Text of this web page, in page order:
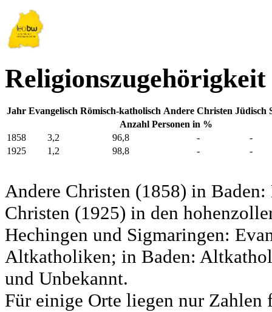
Jahr Evangelisch Römisch-katholisch Andere Christen Jüdisch
Anzahl Personen in %
1858
3,2 96,8 -
-
1925
1,2 98,8 - -
Andere Christen (1858) in
Christen (1925) in den
Hechingen und Sigmaringen:
Altkatholiken; in Baden:
und Unbekannt.
Für einige Orte liegen nur Zahlen